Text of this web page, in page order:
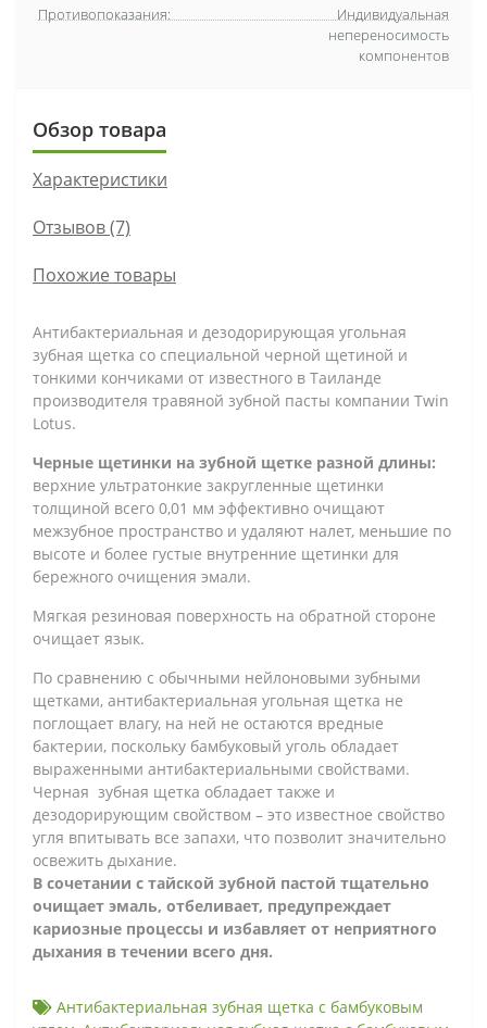
Противопоказания:
Индивидуальная
непереносимость
компонентов
Обзор товара
Характеристики
Отзывов (7)
Похожие товары
Антибактериальная и дезодорирующая угольная
зубная щетка со специальной черной щетиной и
тонкими кончиками от известного в Таиланде
производителя травяной зубной пасты компании Twin
Lotus.
Черные щетинки на зубной щетке разной длины:
верхние ультратонкие закругленные щетинки
толщиной всего 0,01 мм эффективно очищают
межзубное пространство и удаляют налет, меньшие по
высоте и более густые внутренние щетинки для
бережного очищения эмали.
Мягкая резиновая поверхность на обратной стороне
очищает язык.
По сравнению с обычными нейлоновыми зубными
щетками, антибактериальная угольная щетка не
поглощает влагу, на ней не остаются вредные
бактерии, поскольку бамбуковый уголь обладает
выраженными антибактериальными свойствами.
Черная зубная щетка обладает также и
дезодорирующим свойством – это известное свойство
угля впитывать все запахи, что позволит значительно
освежить дыхание.
В сочетании с тайской зубной пастой тщательно
очищает эмаль, отбеливает, предупреждает
кариозные процессы и избавляет от неприятного
дыхания в течении всего дня.
Антибактериальная зубная щетка с бамбуковым